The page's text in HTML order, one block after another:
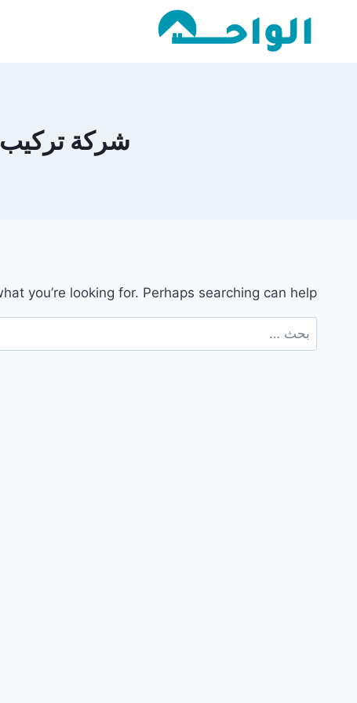
شركة تركيب
you’re looking for. Perhaps searching can help.
عن: